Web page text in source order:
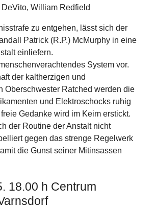
William Redfield
zu entgehen, lässt sich der
Patrick (R.P.) McMurphy in eine
einliefern.
System vor.
der kaltherzigen und
Oberschwester Ratched werden die
und Elektroschocks ruhig
Gedanke wird im Keim erstickt.
der Routine der Anstalt nicht
gegen das strenge Regelwerk
die Gunst seiner Mitinsassen
18.00 h Centrum